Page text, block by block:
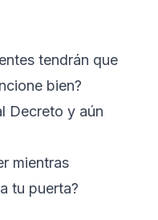
tendrán que
bien?
Decreto y aún
mientras
tu puerta?